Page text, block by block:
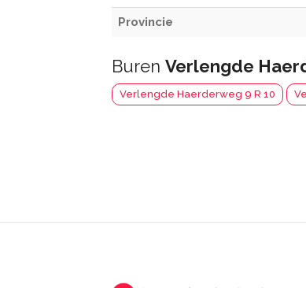
Provincie
Buren Verlengde
Verlengde Haerderweg 9 R 10